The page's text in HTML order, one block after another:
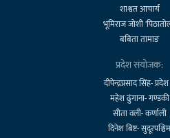
शाश्वत आचार्य
भूमिराज जोशी
बबिता तामाङ
प्रदेश संयोजक:
दीपेन्द्रप्रसाद सिंह-
महेश ढुंगाना- गण्डकी
सीता वली- कर्णाली
दिनेश बिष्ट- सुदूरपश्चिम